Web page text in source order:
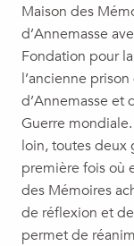
Maison des
d’Annemasse
Fondation pour
l’ancienne
d’Annemasse et
Guerre
loin, toutes deux
première fois où
des Mémoires
de réflexion et
permet de